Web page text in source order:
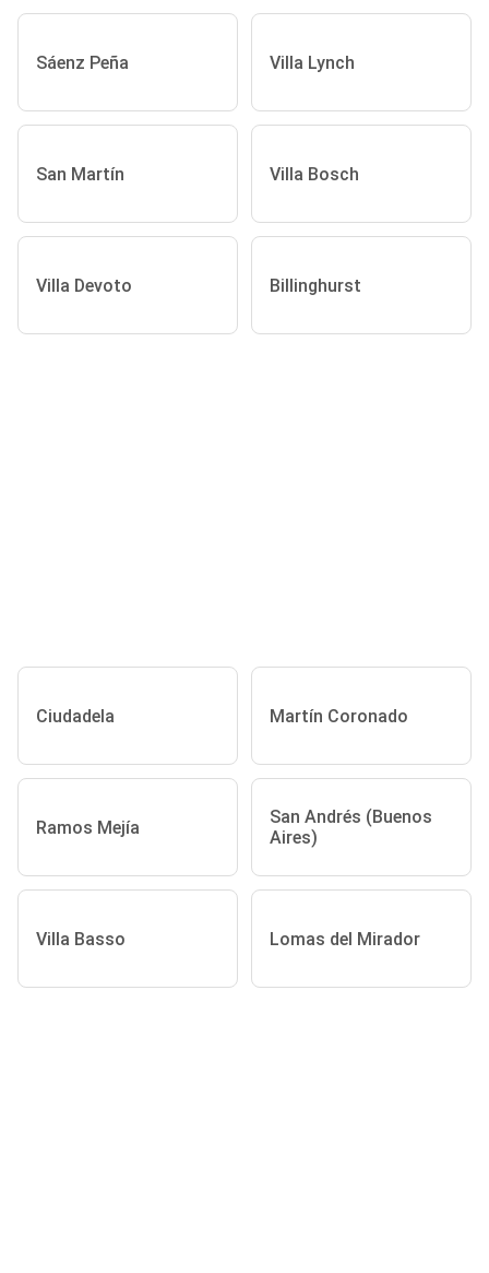
Sáenz Peña Villa Lynch
San Martín Villa Bosch
Villa Devoto Billinghurst
Ciudadela Martín Coronado
Ramos Mejía
San Andrés (Buenos
Aires)
Villa Basso Lomas del Mirador